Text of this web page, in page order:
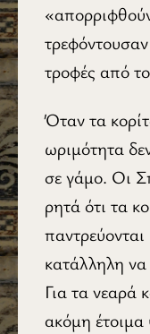
τροφές από
Όταν τα
ωριμότητα
σε γάμο. Οι
ρητά ότι τα
κατάλληλη
Για τα νεαρά
ακόμη έτοιμα